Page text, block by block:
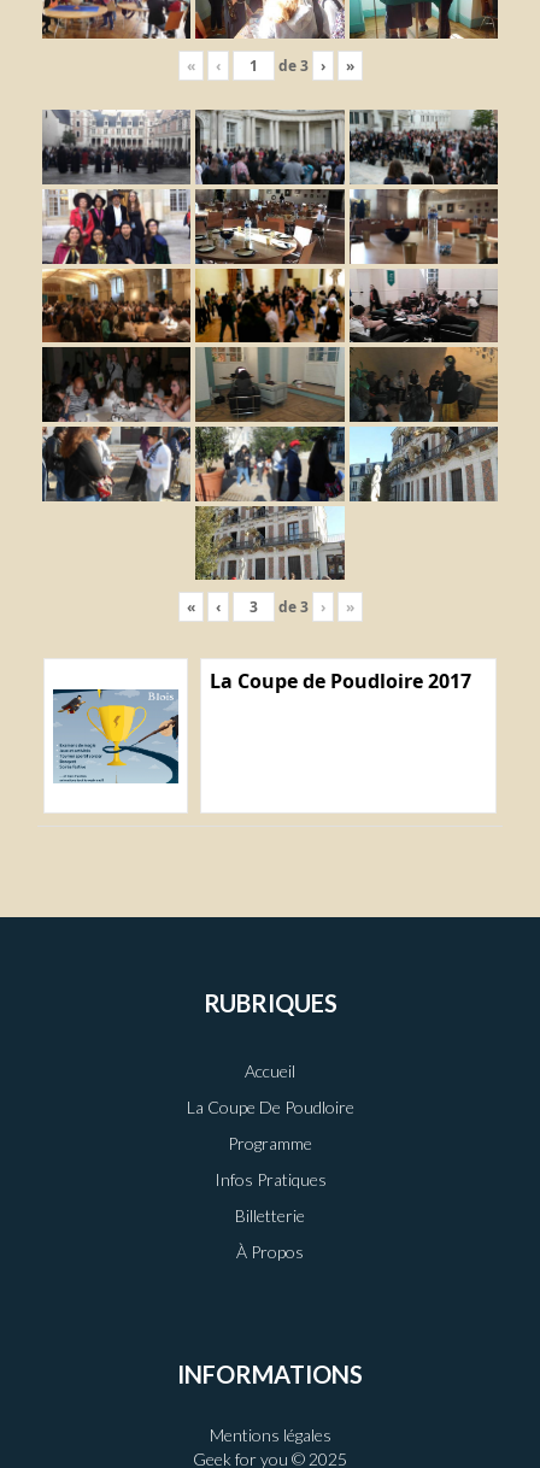
« ‹ de3 › »
« ‹ de3 › »
La Coupe de Poudloire 2017
RUBRIQUES
Accueil
La Coupe De Poudloire
Programme
Infos Pratiques
Billetterie
À Propos
INFORMATIONS
Mentions légales
Geek for you © 2025